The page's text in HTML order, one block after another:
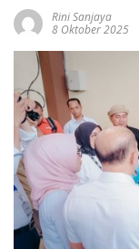
Rini Sanjaya
8 Oktober 2025